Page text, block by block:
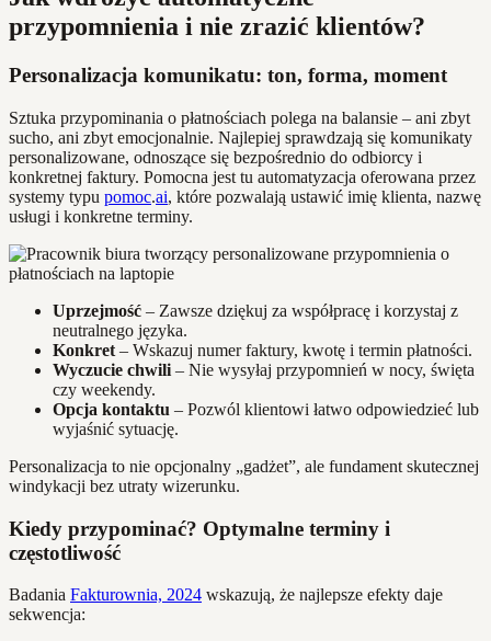
przypomnienia i nie zrazić klientów?
Personalizacja komunikatu: ton, forma, moment
Sztuka przypominania o płatnościach polega na balansie – ani zbyt
sucho, ani zbyt emocjonalnie. Najlepiej sprawdzają się komunikaty
personalizowane, odnoszące się bezpośrednio do odbiorcy i
konkretnej faktury. Pomocna jest tu automatyzacja oferowana przez
systemy typu pomoc.ai, które pozwalają ustawić imię klienta, nazwę
usługi i konkretne terminy.
Uprzejmość – Zawsze dziękuj za współpracę i korzystaj z
neutralnego języka.
Konkret – Wskazuj numer faktury, kwotę i termin płatności.
Wyczucie chwili – Nie wysyłaj przypomnień w nocy, święta
czy weekendy.
Opcja kontaktu – Pozwól klientowi łatwo odpowiedzieć lub
wyjaśnić sytuację.
Personalizacja to nie opcjonalny „gadżet”, ale fundament skutecznej
windykacji bez utraty wizerunku.
Kiedy przypominać? Optymalne terminy i
częstotliwość
Badania Fakturownia, 2024 wskazują, że najlepsze efekty daje
sekwencja: